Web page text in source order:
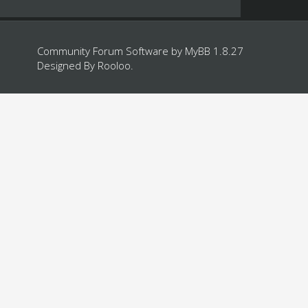
Community Forum Software by MyBB 1.8.27
Designed By Rooloo.